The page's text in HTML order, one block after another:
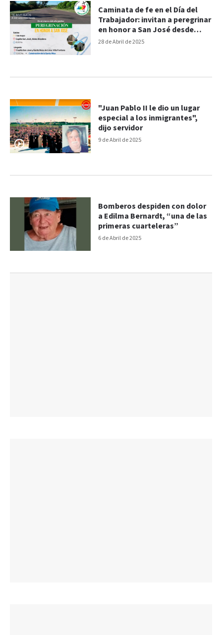
28 de Abril de 2025
Caminata de fe en el Día del
Trabajador: invitan a peregrinar
en honor a San José desde
Aldea Brasilera
9 de Abril de 2025
"Juan Pablo II le dio un lugar
especial a los inmigrantes",
dijo servidor
6 de Abril de 2025
Bomberos despiden con dolor
a Edilma Bernardt, “una de las
primeras cuarteleras”